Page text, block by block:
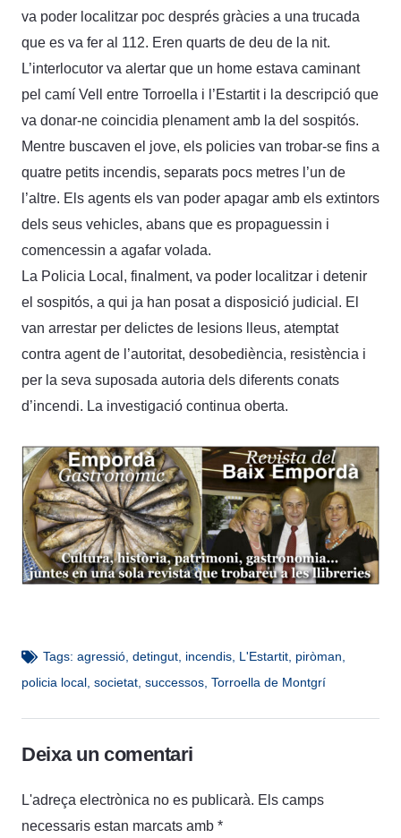
va poder localitzar poc després gràcies a una trucada
que es va fer al 112. Eren quarts de deu de la nit.
L’interlocutor va alertar que un home estava caminant
pel camí Vell entre Torroella i l’Estartit i la descripció que
va donar-ne coincidia plenament amb la del sospitós.
Mentre buscaven el jove, els policies van trobar-se fins a
quatre petits incendis, separats pocs metres l’un de
l’altre. Els agents els van poder apagar amb els extintors
dels seus vehicles, abans que es propaguessin i
comencessin a agafar volada.
La Policia Local, finalment, va poder localitzar i detenir
el sospitós, a qui ja han posat a disposició judicial. El
van arrestar per delictes de lesions lleus, atemptat
contra agent de l’autoritat, desobediència, resistència i
per la seva suposada autoria dels diferents conats
d’incendi. La investigació continua oberta.
Tags: agressió, detingut, incendis, L'Estartit, piròman
policia local societat successos Torroella de Montgrí
Deixa un comentari
L'adreça electrònica no es publicarà. Els camps
necessaris estan marcats amb *